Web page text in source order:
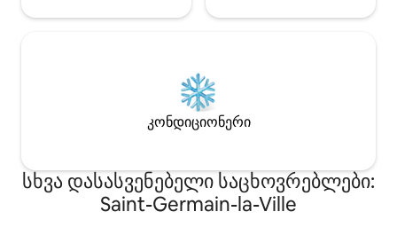
კონდიციონერი
სხვა დასასვენებელი საცხოვრებლები:
Saint-Germain-la-Ville